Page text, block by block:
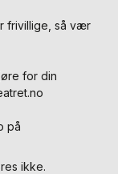
frivillige, så vær
for din
på
ikke.